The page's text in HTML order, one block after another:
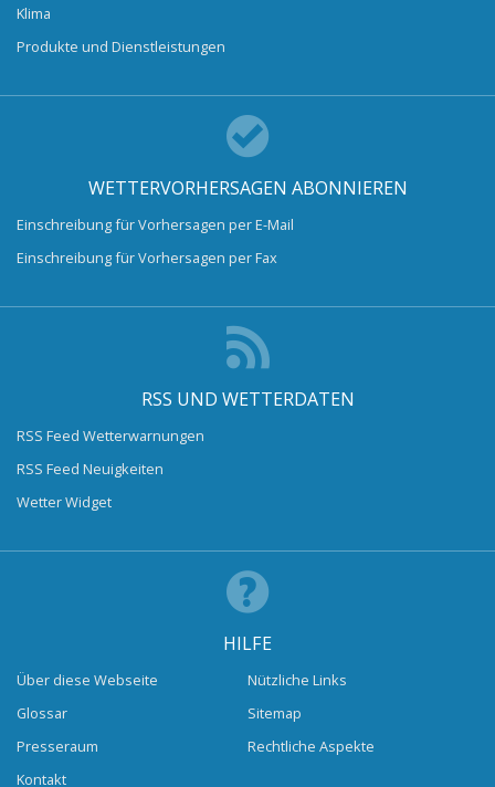
Klima
Produkte und Dienstleistungen
WETTERVORHERSAGEN ABONNIEREN
Einschreibung für Vorhersagen per E-Mail
Einschreibung für Vorhersagen per Fax
RSS UND WETTERDATEN
RSS Feed Wetterwarnungen
RSS Feed Neuigkeiten
Wetter Widget
HILFE
Über diese Webseite
Glossar
Presseraum
Kontakt
Nützliche Links
Sitemap
Rechtliche Aspekte